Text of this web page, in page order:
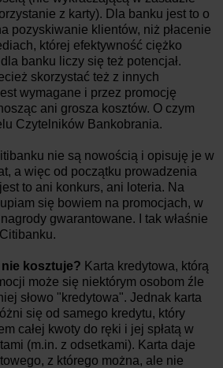
z karty). Dla banku jest to o
pozyskiwanie klientów, niż płacenie
której efektywność ciężko
banku liczy się też potencjał.
skorzystać też z innych
wymagane i przez promocję
ani grosza kosztów. O czym
Czytelników Bankobrania.
nie są nowością i opisuję je w
a więc od początku prowadzenia
to ani konkurs, ani loteria. Na
się bowiem na promocjach, w
gwarantowane. I tak właśnie
kosztuje? Karta kredytowa, którą
może się niektórym osobom źle
słowo "kredytowa". Jednak karta
się od samego kredytu, który
całej kwoty do ręki i jej spłatą w
(m.in. z odsetkami). Karta daje
z którego można, ale nie